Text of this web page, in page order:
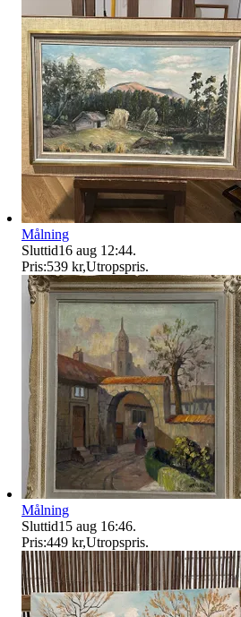
Målning
Sluttid16 aug 12:44.
Pris:539 kr,Utropspris.
Målning
Sluttid15 aug 16:46.
Pris:449 kr,Utropspris.